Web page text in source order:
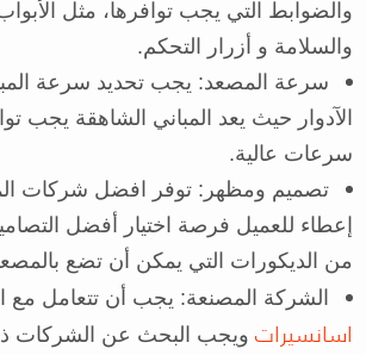
والضوابط التي يجب توافرها، مثل الأبواب
والسلامة و أزرار التحكم.
سرعة المصعد: يجب تحديد سرعة
الآدوار حيث يعد المباني الشاهقة يجب
سرعات عالية.
تصميم ومظهر: توفر افضل شركات
إعطاء للعميل فرصة اختيار أفضل التصاميم
من الديكورات التي يمكن أن تضع
الشركة المصنعة: يجب أن تتعامل
اسانسيرات ويجب البحث عن الشركات